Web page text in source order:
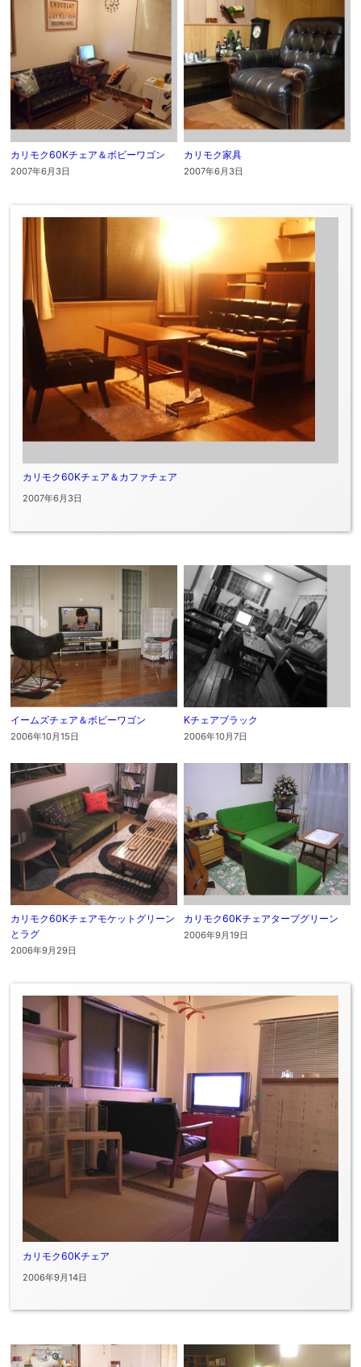
カリモク60Kチェア＆ボビーワゴン
2007年6月3日
カリモク家具
2007年6月3日
カリモク60Kチェア＆カファチェア
2007年6月3日
イームズチェア＆ボビーワゴン
2006年10月15日
Kチェアブラック
2006年10月7日
カリモク60Kチェアモケットグリーン
とラグ
2006年9月29日
カリモク60Kチェアタープグリーン
2006年9月19日
カリモク60Kチェア
2006年9月14日